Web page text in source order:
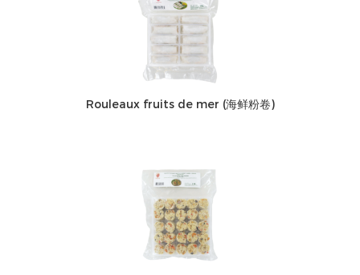
Rouleaux fruits de mer (海鲜粉卷)